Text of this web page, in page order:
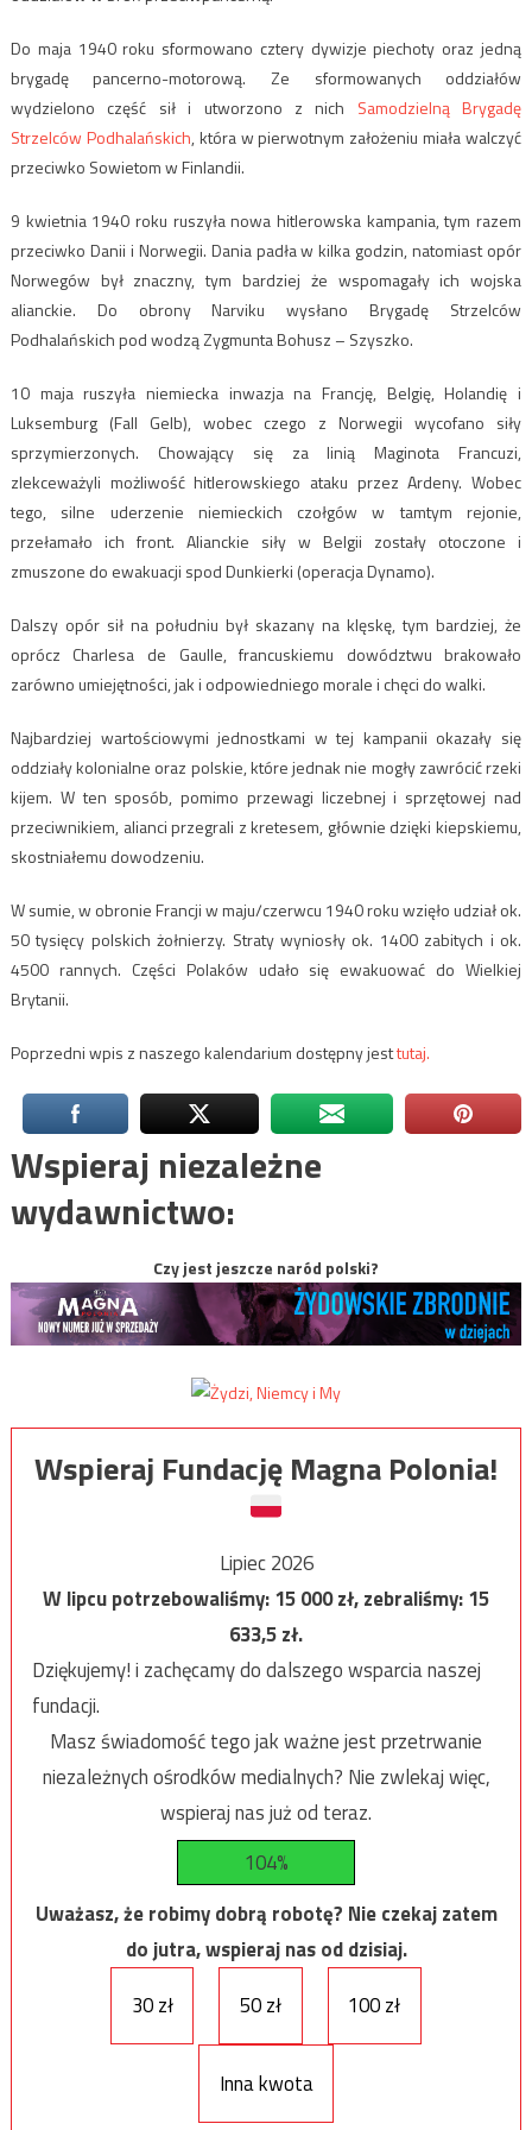
Do maja 1940 roku sformowano cztery dywizje piechoty oraz jedną
brygadę pancerno-motorową. Ze sformowanych oddziałów
wydzielono część sił i utworzono z nich Samodzielną Brygadę
Strzelców Podhalańskich, która w pierwotnym założeniu miała walczyć
przeciwko Sowietom w Finlandii.
9 kwietnia 1940 roku ruszyła nowa hitlerowska kampania, tym razem
przeciwko Danii i Norwegii. Dania padła w kilka godzin, natomiast opór
Norwegów był znaczny, tym bardziej że wspomagały ich wojska
alianckie. Do obrony Narviku wysłano Brygadę Strzelców
Podhalańskich pod wodzą Zygmunta Bohusz – Szyszko.
10 maja ruszyła niemiecka inwazja na Francję, Belgię, Holandię i
Luksemburg (Fall Gelb), wobec czego z Norwegii wycofano siły
sprzymierzonych. Chowający się za linią Maginota Francuzi,
zlekceważyli możliwość hitlerowskiego ataku przez Ardeny. Wobec
tego, silne uderzenie niemieckich czołgów w tamtym rejonie,
przełamało ich front. Alianckie siły w Belgii zostały otoczone i
zmuszone do ewakuacji spod Dunkierki (operacja Dynamo).
Dalszy opór sił na południu był skazany na klęskę, tym bardziej, że
oprócz Charlesa de Gaulle, francuskiemu dowództwu brakowało
zarówno umiejętności, jak i odpowiedniego morale i chęci do walki.
Najbardziej wartościowymi jednostkami w tej kampanii okazały się
oddziały kolonialne oraz polskie, które jednak nie mogły zawrócić rzeki
kijem. W ten sposób, pomimo przewagi liczebnej i sprzętowej nad
przeciwnikiem, alianci przegrali z kretesem, głównie dzięki kiepskiemu,
skostniałemu dowodzeniu.
W sumie, w obronie Francji w maju/czerwcu 1940 roku wzięło udział ok.
50 tysięcy polskich żołnierzy. Straty wyniosły ok. 1400 zabitych i ok.
4500 rannych. Części Polaków udało się ewakuować do Wielkiej
Brytanii.
Poprzedni wpis z naszego kalendarium dostępny jesttutaj.
Wspieraj niezależne
wydawnictwo:
Czy jest jeszcze naród polski?
Wspieraj Fundację Magna Polonia!
Lipiec 2026
W lipcu potrzebowaliśmy:15 000zł, zebraliśmy:15
633,5zł.
Dziękujemy! i zachęcamy do dalszego wsparcia naszej
fundacji.
Masz świadomość tego jak ważne jest przetrwanie
niezależnych ośrodków medialnych? Nie zwlekaj więc,
wspieraj nas już od teraz.
104%
Uważasz, że robimy dobrą robotę? Nie czekaj zatem
do jutra, wspieraj nas od dzisiaj.
30 zł
50 zł 100 zł
Inna kwota